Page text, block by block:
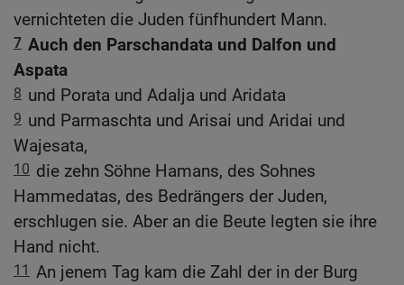
vernichteten die Juden fünfhundert Mann.
7 Auch den Parschandata und Dalfon und
Aspata
8 und Porata und Adalja und Aridata
9 und Parmaschta und Arisai und Aridai und
Wajesata,
10 die zehn Söhne Hamans, des Sohnes
Hammedatas, des Bedrängers der Juden,
erschlugen sie. Aber an die Beute legten sie ihre
Hand nicht.
11 An jenem Tag kam die Zahl der in der Burg